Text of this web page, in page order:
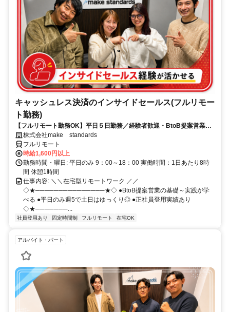
キャッシュレス決済のインサイドセールス(フルリモー
ト勤務)
【フルリモート勤務OK】平日５日勤務／経験者歓迎・BtoB提案営業で
スキルアップ
株式会社make standards
フルリモート
時給1,600円以上
勤務時間・曜日: 平日のみ 9：00～18：00 実働時間：1日あたり8時
間 休憩1時間
仕事内容: ＼＼在宅型リモートワーク ／／
◇★───────────────★◇ ●BtoB提案営業の基礎～実践が学
べる ●平日のみ週5で土日はゆっくり◎ ●正社員登用実績あり
◇★───────...
社員登用あり 固定時間制 フルリモート 在宅OK
アルバイト・パート